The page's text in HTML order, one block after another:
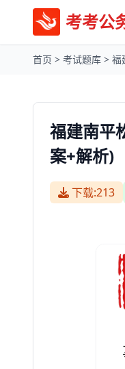
考考公
首页 > 考试题库 > 福
福建南平
案+解析)
下载:213